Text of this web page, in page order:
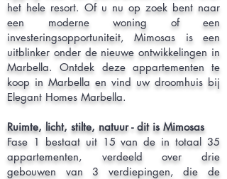
het hele resort. Of u nu op zoek bent naar
een moderne woning of een
investeringsopportuniteit, Mimosas is een
uitblinker onder de nieuwe ontwikkelingen in
Marbella. Ontdek deze appartementen te
koop in Marbella en vind uw droomhuis bij
Elegant Homes Marbella.
Ruimte, licht, stilte, natuur - dit is Mimosas
Fase 1 bestaat uit 15 van de in totaal 35
appartementen, verdeeld over drie
gebouwen van 3 verdiepingen, die de